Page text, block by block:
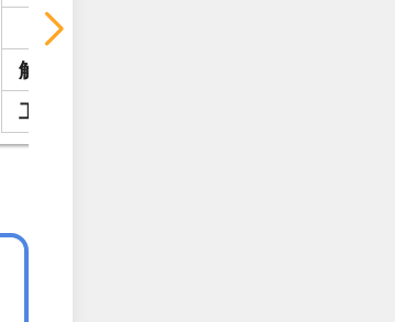
建物
解体費用
工事期間